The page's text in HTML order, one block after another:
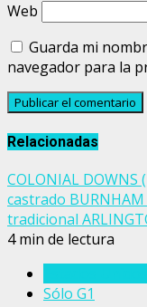
Web
Guarda mi
navegador para la
Relacionadas
COLONIAL DOWNS
castrado
tradicional
4 min de lectura
Sólo G1